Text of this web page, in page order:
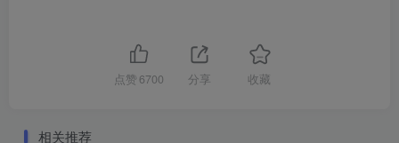
点赞 6700 分享 收藏
相关推荐